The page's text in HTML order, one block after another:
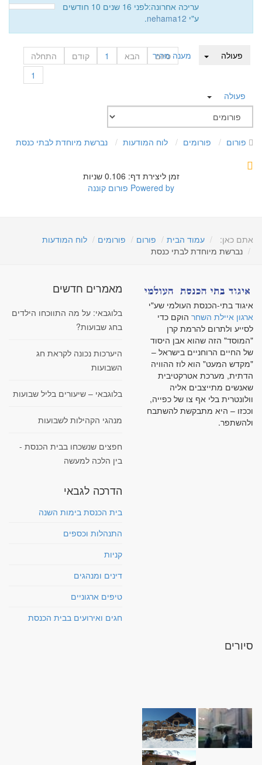
מענה מהיר
עריכה אחרונה:לפני 16 שנים 10 חודשים
ע"י nehama12
.
מענה מהיר פעולה התחלה קודם 1 הבא
סיום
1
פעולה
פורום פורומים לוח המודעות נברשת מיוחדת לבתי כנסת
זמן ליצירת דף: 0.106 שניות
Powered by פורום קוננה
אתם כאן: עמוד הבית פורום פורומים
לוח המודעות
נברשת מיוחדת לבתי כנסת
איגוד בתי-הכנסת העולמי שע"י
ארגון איילת השחר הוקם כדי
לסייע ולתרום להרמת קרן
"המוסד" הזה שהוא אבן היסוד
של החיים הרוחניים בישראל –
"מקדש המעט" הוא לוז ההוויה
הדתית, מערכת אטרקטיבית
שאנשים מתייצבים אליה
וולונטרית בלי אף צו של כפייה,
וככזו – היא מתבקשת להשתבח
ולהשתפר.
מאמרים חדשים
בלוגבאי: על מה התווכחו הילדים
בחג שבועות?
היערכות נכונה לקראת חג
השבועות
בלוגבאי – שיעורים בליל שבועות
מנהגי הקהילות לשבועות
חפצים שנשכחו בבית הכנסת -
בין הלכה למעשה
הדרכה לגבאי
בית הכנסת בימות השנה
התנהלות וכספים
קניות
דינים ומנהגים
טיפים ארגוניים
חגים ואירועים בבית הכנסת
סיורים